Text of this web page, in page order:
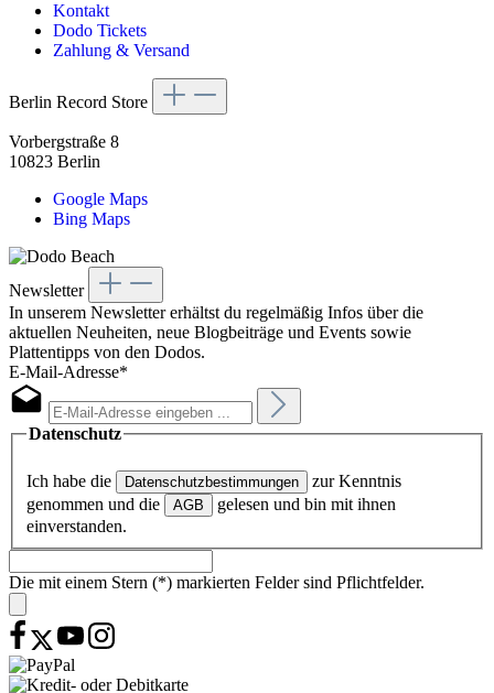
Kontakt
Dodo Tickets
Zahlung & Versand
Berlin Record Store
Vorbergstraße 8
10823 Berlin
Google Maps
Bing Maps
Newsletter
In unserem Newsletter erhältst du regelmäßig Infos über die
aktuellen Neuheiten, neue Blogbeiträge und Events sowie
Plattentipps von den Dodos.
E-Mail-Adresse*
Datenschutz
Ich habe die Datenschutzbestimmungen
zur Kenntnis
genommen und die
AGB
gelesen und bin mit ihnen
einverstanden.
Die mit einem Stern (*) markierten Felder sind Pflichtfelder.